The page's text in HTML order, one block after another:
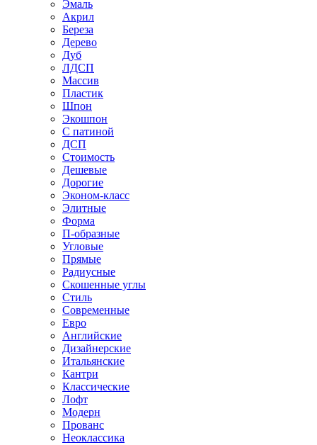
Эмаль
Акрил
Береза
Дерево
Дуб
ЛДСП
Массив
Пластик
Шпон
Экошпон
С патиной
ДСП
Стоимость
Дешевые
Дорогие
Эконом-класс
Элитные
Форма
П-образные
Угловые
Прямые
Радиусные
Скошенные углы
Стиль
Современные
Евро
Английские
Дизайнерские
Итальянские
Кантри
Классические
Лофт
Модерн
Прованс
Неоклассика